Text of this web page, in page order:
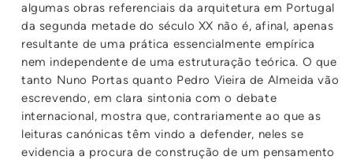
algumas obras referenciais da arquitetura em Portugal
da segunda metade do século XX não é, afinal, apenas
resultante de uma prática essencialmente empírica
nem independente de uma estruturação teórica. O que
tanto Nuno Portas quanto Pedro Vieira de Almeida vão
escrevendo, em clara sintonia com o debate
internacional, mostra que, contrariamente ao que as
leituras canónicas têm vindo a defender, neles se
evidencia a procura de construção de um pensamento